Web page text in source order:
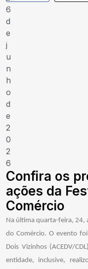
6
d
e
j
u
n
h
o
d
e
2
0
2
6
Confira os
ações da
Comércio
Na última quarta-feira, 24,
do Comércio. O evento
Dois Vizinhos (ACEDV/
entidade, inclusive,